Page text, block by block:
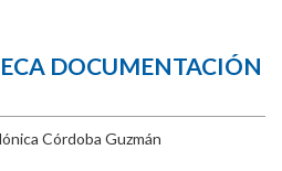
DOCUMENTACIÓN
Córdoba Guzmán